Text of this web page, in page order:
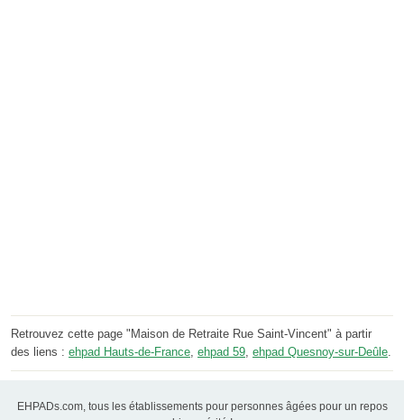
Retrouvez cette page "Maison de Retraite Rue Saint-Vincent" à partir
des liens : ehpad Hauts-de-France ehpad 59 ehpad Quesnoy-sur-Deûle
EHPADs.com, tous les établissements pour personnes âgées pour un repos